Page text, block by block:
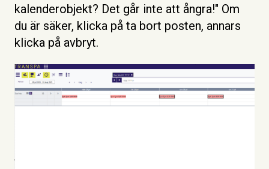
kalenderobjekt? Det går inte att ångra!" Om
du är säker, klicka på ta bort posten, annars
klicka på avbryt.